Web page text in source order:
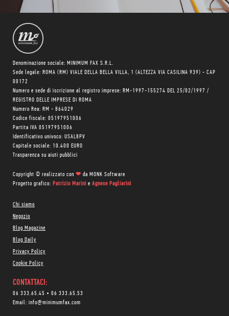
Denominazione sociale: MINIMUM FAX S.R.L.
Sede legale: ROMA (RM) VIALE DELLA BELLA VILLA, 1 (ALTEZZA VIA CASILINA 939) - CAP
00172
Numero e sede di iscrizione al registro imprese: RM-1997-155274 DEL 25/02/1997 /
REGISTRO DELLE IMPRESE DI ROMA
Numero Rea: RM - 864029
Codice fiscale: 05197951006
Partita IVA 05197951006
Identificativo univoco: USAL8PV
Capitale sociale: 10.400 EURO
Trasparenza su aiuti pubblici
Copyright © realizzato con ❤ da MONK Software
Progetto grafico: Patrizio Marini e Agnese Pagliarini
Chi siamo
Negozio
Blog Magazine
Blog Daily
Privacy Policy
Cookie Policy
CONTATTACI:
06 333.65.45 • 06 333.65.53
Email: info@minimumfax.com